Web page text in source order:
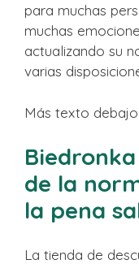
para muchas
muchas
actualizando su
varias
Más texto
de la
la pena
La tienda de